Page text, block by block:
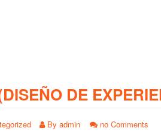
DE
By admin no Comments